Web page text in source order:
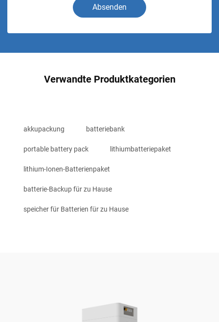
Absenden
Verwandte Produktkategorien
akkupackung batteriebank
portable battery pack lithiumbatteriepaket
lithium-Ionen-Batterienpaket
batterie-Backup für zu Hause
speicher für Batterien für zu Hause